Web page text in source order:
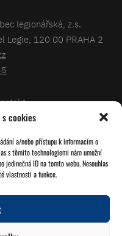
s cookies
a/nebo přístupu k informacím o
s těmito technologiemi nám umožní
jedinečná ID na tomto webu. Nesouhlas
vlastnosti a funkce.
legionářská, z.s.
Legie, 120 00 PRAHA 2
legionářů
členy
cookies